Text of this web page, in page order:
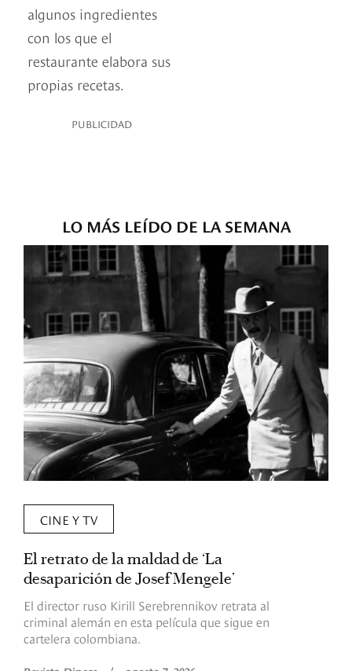
algunos ingredientes
con los que el
restaurante elabora sus
propias recetas.
PUBLICIDAD
LO MÁS LEÍDO DE LA SEMANA
CINE Y TV
El retrato de la maldad de ‘La
desaparición de Josef Mengele’
El director ruso Kirill Serebrennikov retrata al
criminal alemán en esta película que sigue en
cartelera colombiana.